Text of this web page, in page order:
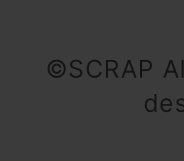
©SCRAP